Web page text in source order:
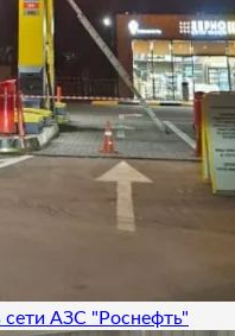
сети АЗС "Роснефть"